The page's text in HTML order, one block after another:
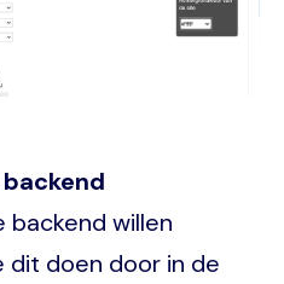
backend willen
dit doen door in de